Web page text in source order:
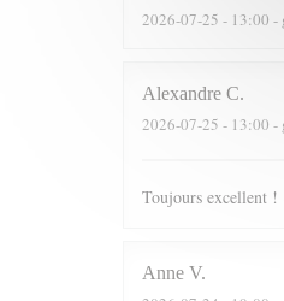
2026-07-25 - 13:00 -
Alexandre C
2026-07-25 - 13:00 -
Toujours excellent !
Anne V